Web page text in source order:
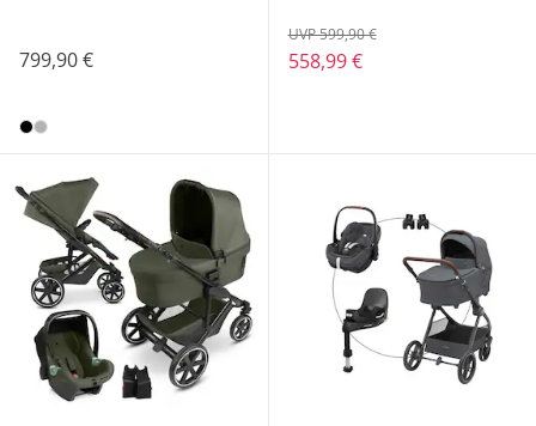
799,90 € 558,99 €
UVP 599,90 €